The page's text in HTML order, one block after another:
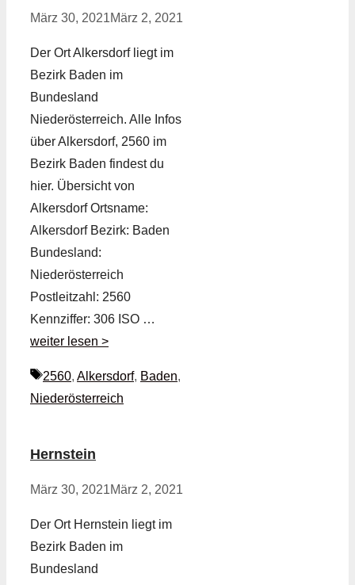
März 30, 2021März 2, 2021
Der Ort Alkersdorf liegt im
Bezirk Baden im
Bundesland
Niederösterreich. Alle Infos
über Alkersdorf, 2560 im
Bezirk Baden findest du
hier. Übersicht von
Alkersdorf Ortsname:
Alkersdorf Bezirk: Baden
Bundesland:
Niederösterreich
Postleitzahl: 2560
Kennziffer: 306 ISO …
weiter lesen >
Schlagwörter
2560, Alkersdorf, Baden,
Niederösterreich
Hernstein
März 30, 2021März 2, 2021
Der Ort Hernstein liegt im
Bezirk Baden im
Bundesland